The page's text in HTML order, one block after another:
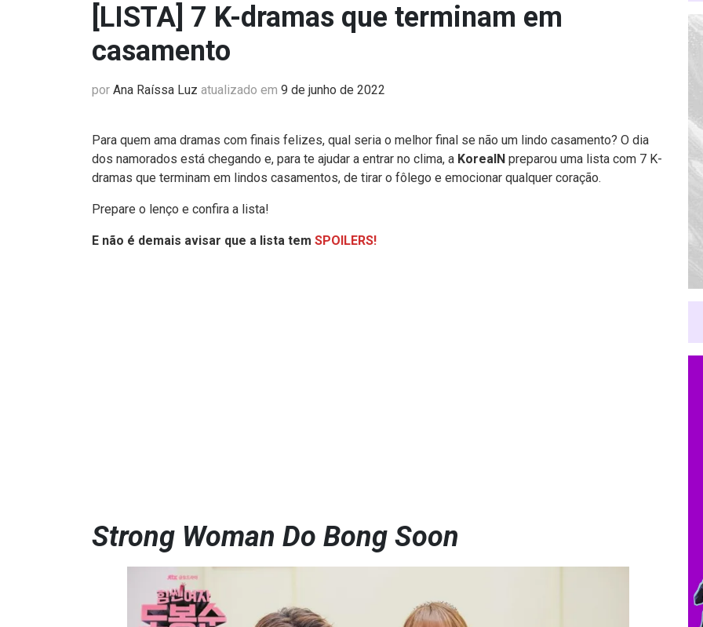
[LISTA] 7 K-dramas que terminam em
casamento
por Ana Raíssa Luz atualizado em 9 de junho de 2022
Para quem ama dramas com finais felizes, qual seria o melhor final se não um lindo casamento? O dia
dos namorados está chegando e, para te ajudar a entrar no clima, a KoreaIN preparou uma lista com 7 K-
dramas que terminam em lindos casamentos, de tirar o fôlego e emocionar qualquer coração.
Prepare o lenço e confira a lista!
E não é demais avisar que a lista tem SPOILERS!
Strong Woman Do Bong Soon